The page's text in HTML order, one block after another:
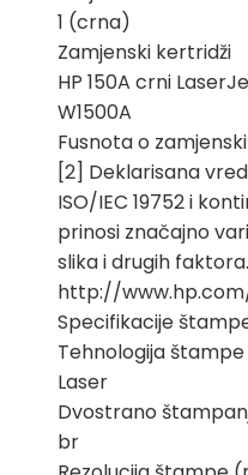
1 (crna)
Zamjenski kertridži
HP 150A crni
W1500A
Fusnota o
[2] Deklarisana
ISO/IEC 19752 i
prinosi značajno
slika i drugih
http://
Specifikacije
Tehnologija štampe
Laser
Dvostrano
br